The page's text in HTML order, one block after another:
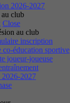
2026-2027
club
Close
au club
inscription
co-éducation sportive
joueur-joueuse
2026-2027